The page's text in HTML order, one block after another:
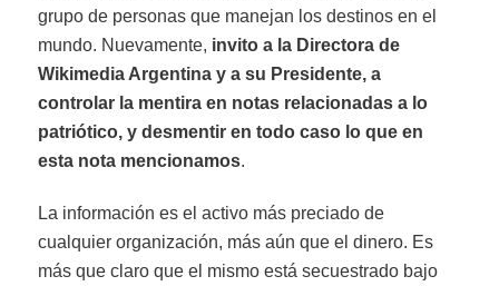
grupo de personas que manejan los destinos en el
mundo. Nuevamente, invito a la Directora de
Wikimedia Argentina y a su Presidente, a
controlar la mentira en notas relacionadas a lo
patriótico, y desmentir en todo caso lo que en
esta nota mencionamos.
La información es el activo más preciado de
cualquier organización, más aún que el dinero. Es
más que claro que el mismo está secuestrado bajo